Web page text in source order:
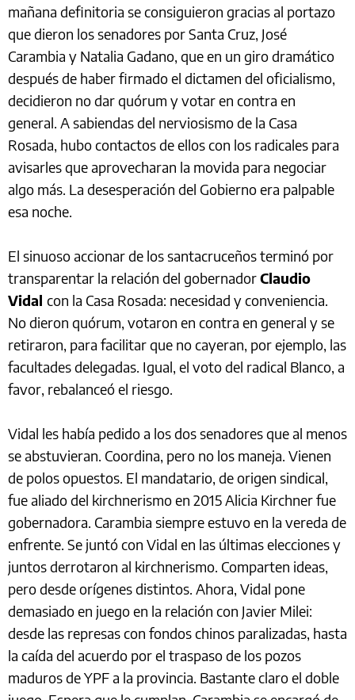
mañana definitoria se consiguieron gracias al portazo
que dieron los senadores por Santa Cruz, José
Carambia y Natalia Gadano, que en un giro dramático
después de haber firmado el dictamen del oficialismo,
decidieron no dar quórum y votar en contra en
general. A sabiendas del nerviosismo de la Casa
Rosada, hubo contactos de ellos con los radicales para
avisarles que aprovecharan la movida para negociar
algo más. La desesperación del Gobierno era palpable
esa noche.
El sinuoso accionar de los santacruceños terminó por
transparentar la relación del gobernadorClaudio
Vidal con la Casa Rosada: necesidad y conveniencia.
No dieron quórum, votaron en contra en general y se
retiraron, para facilitar que no cayeran, por ejemplo, las
facultades delegadas. Igual, el voto del radical Blanco, a
favor, rebalanceó el riesgo.
Vidal les había pedido a los dos senadores que al menos
se abstuvieran. Coordina, pero no los maneja. Vienen
de polos opuestos. El mandatario, de origen sindical,
fue aliado del kirchnerismo en 2015 Alicia Kirchner fue
gobernadora. Carambia siempre estuvo en la vereda de
enfrente. Se juntó con Vidal en las últimas elecciones y
juntos derrotaron al kirchnerismo. Comparten ideas,
pero desde orígenes distintos. Ahora, Vidal pone
demasiado en juego en la relación con Javier Milei:
desde las represas con fondos chinos paralizadas, hasta
la caída del acuerdo por el traspaso de los pozos
maduros de YPF a la provincia. Bastante claro el doble